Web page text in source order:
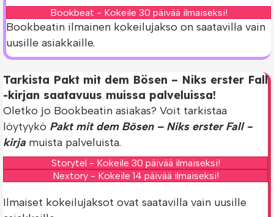
Bookbeat - Kokeile 30 päivää ilmaiseksi!
Bookbeatin ilmainen kokeilujakso on saatavilla vain
uusille asiakkaille.
Tarkista Pakt mit dem Bösen – Niks erster Fall
-kirjan saatavuus muissa palveluissa!
Oletko jo Bookbeatin asiakas? Voit tarkistaa
löytyykö Pakt mit dem Bösen – Niks erster Fall -
kirja muista palveluista.
Storytel - Kokeile 30 päivää ilmaiseksi!
Nextory - Kokeile 14 päivää ilmaiseksi!
Ilmaiset kokeilujaksot ovat saatavilla vain uusille